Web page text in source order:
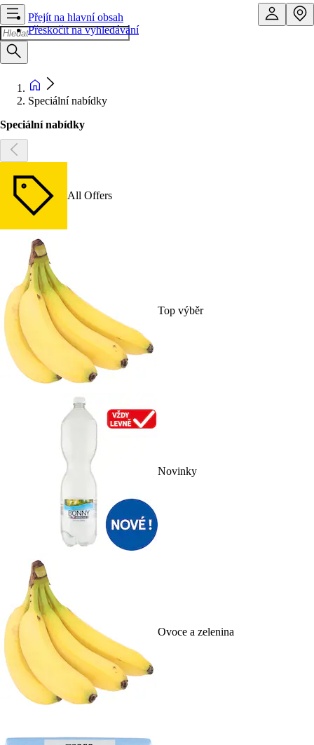
Přejít na hlavní obsah
Přeskočit na vyhledávání
Speciální nabídky
Speciální nabídky
All Offers
Top výběr
Novinky
Ovoce a zelenina